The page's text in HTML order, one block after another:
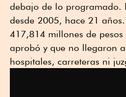
debajo de lo programado.
desde 2005, hace 21
417,814 millones de
aprobó y que no llegaron a
hospitales, carreteras ni